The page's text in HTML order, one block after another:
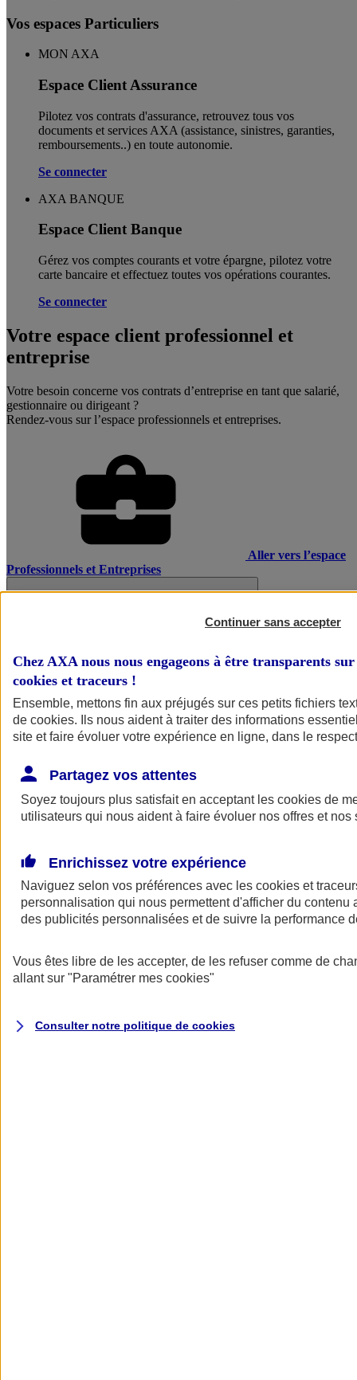
Vos espaces Particuliers
MON AXA
Espace Client Assurance
Pilotez vos contrats d'assurance, retrouvez tous vos
documents et services AXA (assistance, sinistres, garanties,
remboursements..) en toute autonomie. ​
Se connecter
AXA BANQUE
Espace Client Banque
Gérez vos comptes courants et votre épargne, pilotez votre
carte bancaire et effectuez toutes vos opérations courantes.
Se connecter
Votre espace client professionnel et
entreprise
Votre besoin concerne vos contrats d’entreprise en tant que salarié,
gestionnaire ou dirigeant ?
Rendez-vous sur l’espace professionnels et entreprises.
Aller vers l’espace
Professionnels et Entreprises
AXA Assurance
Continuer sans accepter
Chez AXA nous nous engageons à être transparents
cookies et traceurs !
Ensemble, mettons fin aux préjugés sur ces petits fichiers
de cookies. Ils nous aident à traiter des informations
site et faire évoluer votre expérience en ligne, dans le
Partagez vos attentes
Soyez toujours plus satisfait en acceptant les cookies de
utilisateurs qui nous aident à faire évoluer nos offres et nos
Enrichissez votre expérience
Naviguez selon vos préférences avec les cookies et
personnalisation qui nous permettent d'afficher du contenu
des publicités personnalisées et de suivre la performance
Vous êtes libre de les accepter, de les refuser comme de
allant sur "Paramétrer mes cookies"
Consulter notre politique de cookies